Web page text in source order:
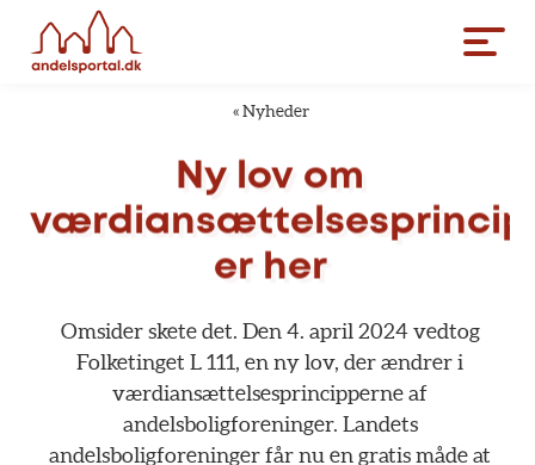
« Nyheder
Ny lov om
er her
Omsider skete det. Den 4. april 2024 vedtog
Folketinget L 111, en ny lov, der ændrer i
værdiansættelsesprincipperne af
andelsboligforeninger. Landets
andelsboligforeninger får nu en gratis måde at